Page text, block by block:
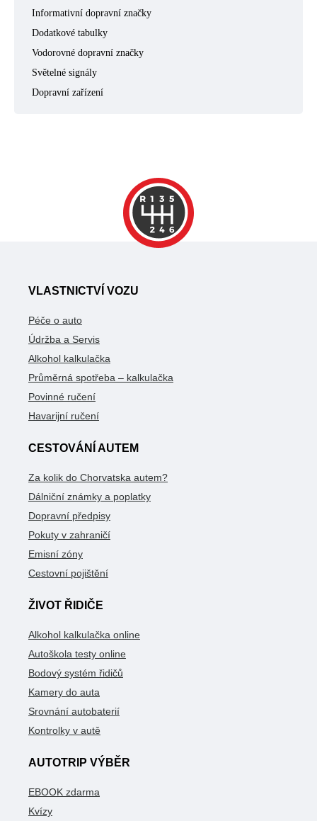
Informativní dopravní značky
Dodatkové tabulky
Vodorovné dopravní značky
Světelné signály
Dopravní zařízení
VLASTNICTVÍ VOZU
Péče o auto
Údržba a Servis
Alkohol kalkulačka
Průměrná spotřeba – kalkulačka
Povinné ručení
Havarijní ručení
CESTOVÁNÍ AUTEM
Za kolik do Chorvatska autem?
Dálniční známky a poplatky
Dopravní předpisy
Pokuty v zahraničí
Emisní zóny
Cestovní pojištění
ŽIVOT ŘIDIČE
Alkohol kalkulačka online
Autoškola testy online
Bodový systém řidičů
Kamery do auta
Srovnání autobaterií
Kontrolky v autě
AUTOTRIP VÝBĚR
EBOOK zdarma
Kvízy